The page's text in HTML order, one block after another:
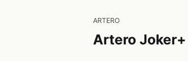
ARTERO
Artero